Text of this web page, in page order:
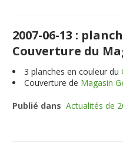
2007-06-13 :
Couverture du
3 planches en couleur du
Couverture de Magasin
Publié dans Actualités de